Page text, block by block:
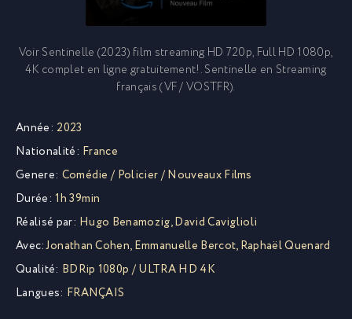
Voir Sentinelle (2023) film streaming HD 720p, Full HD 1080p,
4K complet en ligne gratuitement!. Sentinelle en Streaming
français (VF / VOSTFR).
Année: 2023
Nationalité: France
Genere: Comédie / Policier/Nouveaux Films
Durée: 1h 39min
Réalisé par: Hugo Benamozig,David Caviglioli
Avec:Jonathan Cohen,Emmanuelle Bercot,Raphaël Quenard
Qualité: BDRip 1080p / ULTRA HD 4K
Langues: FRANÇAIS